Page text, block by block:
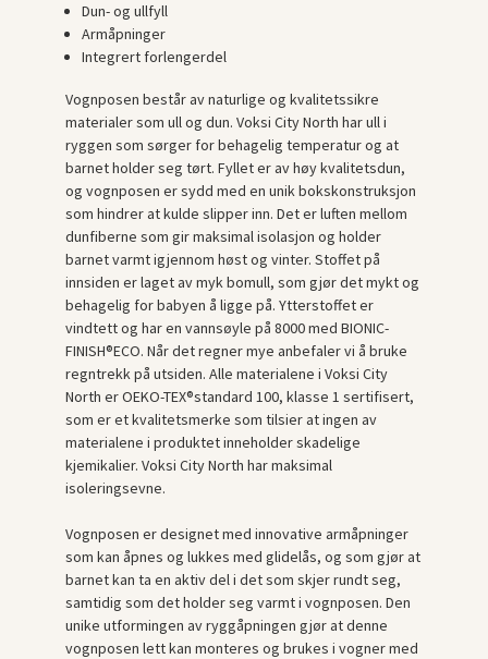
Dun- og ullfyll
Armåpninger
Integrert forlengerdel
Vognposen består av naturlige og kvalitetssikre
materialer som ull og dun. Voksi City North har ull i
ryggen som sørger for behagelig temperatur og at
barnet holder seg tørt. Fyllet er av høy kvalitetsdun,
og vognposen er sydd med en unik bokskonstruksjon
som hindrer at kulde slipper inn. Det er luften mellom
dunfiberne som gir maksimal isolasjon og holder
barnet varmt igjennom høst og vinter. Stoffet på
innsiden er laget av myk bomull, som gjør det mykt og
behagelig for babyen å ligge på. Ytterstoffet er
vindtett og har en vannsøyle på 8000 med BIONIC-
FINISH®ECO. Når det regner mye anbefaler vi å bruke
regntrekk på utsiden. Alle materialene i Voksi City
North er OEKO-TEX®standard 100, klasse 1 sertifisert,
som er et kvalitetsmerke som tilsier at ingen av
materialene i produktet inneholder skadelige
kjemikalier. Voksi City North har maksimal
isoleringsevne.
Vognposen er designet med innovative armåpninger
som kan åpnes og lukkes med glidelås, og som gjør at
barnet kan ta en aktiv del i det som skjer rundt seg,
samtidig som det holder seg varmt i vognposen. Den
unike utformingen av ryggåpningen gjør at denne
vognposen lett kan monteres og brukes i vogner med